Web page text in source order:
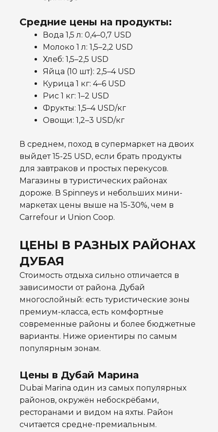
Средние цены на продукты:
Вода 1,5 л: 0,4–0,7 USD
Молоко 1 л: 1,5–2,2 USD
Хлеб: 1,5–2,5 USD
Яйца (10 шт): 2,5–4 USD
Курица 1 кг: 4–6 USD
Рис 1 кг: 1–2 USD
Фрукты: 1,5–4 USD/кг
Овощи: 1,2–3 USD/кг
В среднем, поход в супермаркет на двоих
выйдет 15-25 USD, если брать продукты
для завтраков и простых перекусов.
Магазины в туристических районах
дороже. В Spinneys и небольших мини-
маркетах цены выше на 15-30%, чем в
Carrefour и Union Coop.
ЦЕНЫ В РАЗНЫХ РАЙОНАХ
ДУБАЯ
Стоимость отдыха сильно отличается в
зависимости от района. Дубай
многослойный: есть туристические зоны
премиум-класса, есть комфортные
современные районы и более бюджетные
варианты. Ниже ориентиры по самым
популярным зонам.
Цены в Дубай Марина
Dubai Marina один из самых популярных
районов, окружён небоскрёбами,
ресторанами и видом на яхты. Район
считается средне-премиальным.